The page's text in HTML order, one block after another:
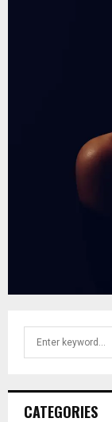
h
CATEGORIES